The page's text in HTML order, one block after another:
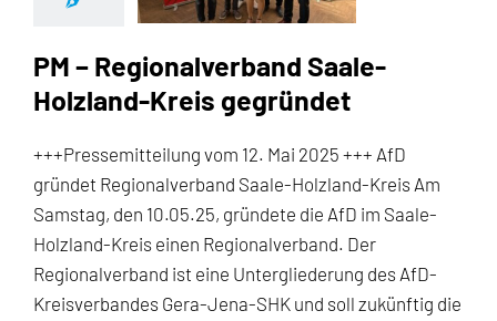
PM – Regionalverband Saale-
Holzland-Kreis gegründet
+++Pressemitteilung vom 12. Mai 2025 +++ AfD
gründet Regionalverband Saale-Holzland-Kreis Am
Samstag, den 10.05.25, gründete die AfD im Saale-
Holzland-Kreis einen Regionalverband. Der
Regionalverband ist eine Untergliederung des AfD-
Kreisverbandes Gera-Jena-SHK und soll zukünftig die